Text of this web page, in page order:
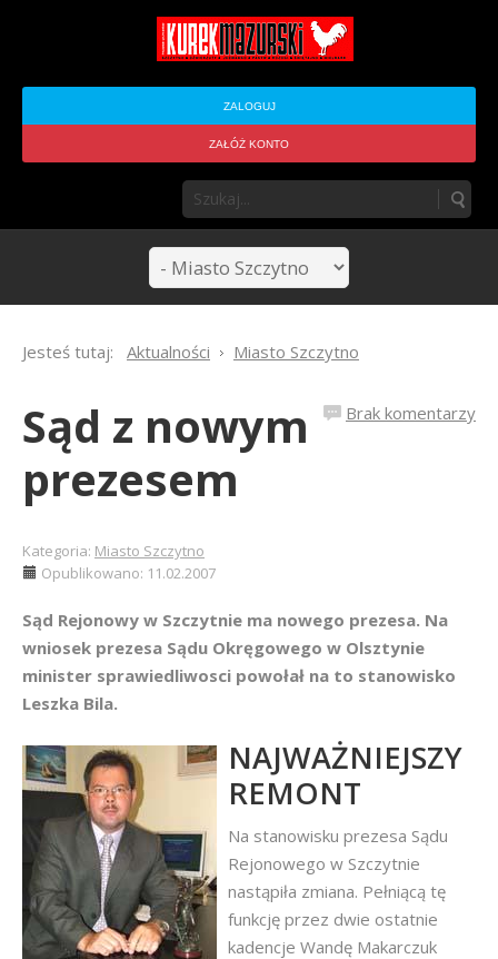
ZALOGUJ
ZAŁÓŻ KONTO
Jesteś tutaj: Aktualności Miasto Szczytno
Brak komentarzy
Sąd z nowym
prezesem
Kategoria: Miasto Szczytno
Opublikowano: 11.02.2007
Sąd Rejonowy w Szczytnie ma nowego prezesa. Na
wniosek prezesa Sądu Okręgowego w Olsztynie
minister sprawiedliwosci powołał na to stanowisko
Leszka Bila.
NAJWAŻNIEJSZY
REMONT
Na stanowisku prezesa Sądu
Rejonowego w Szczytnie
nastąpiła zmiana. Pełniącą tę
funkcję przez dwie ostatnie
kadencje Wandę Makarczuk